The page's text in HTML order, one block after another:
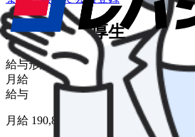
給与・福利厚生
給与形態
月給
給与
月給 190,894円〜